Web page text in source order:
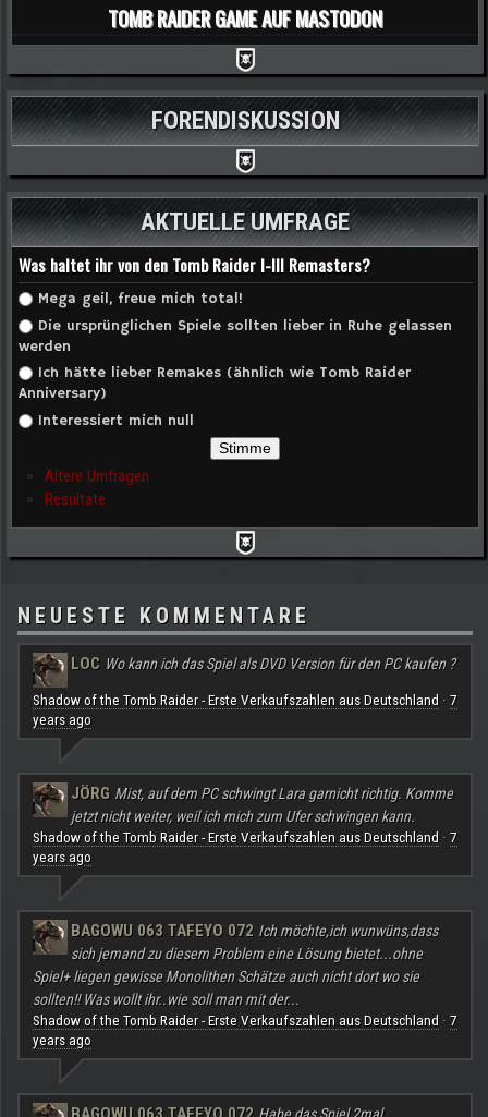
TOMB RAIDER GAME AUF MASTODON
FORENDISKUSSION
AKTUELLE UMFRAGE
Was haltet ihr von den Tomb Raider I-III Remasters?
Auswahlmöglichkeiten
Mega geil, freue mich total!
Die ursprünglichen Spiele sollten lieber in Ruhe gelassen
werden
Ich hätte lieber Remakes (ähnlich wie Tomb Raider
Anniversary)
Interessiert mich null
Ältere Umfragen
Resultate
NEUESTE KOMMENTARE
LOC Wo kann ich das Spiel als DVD Version für den PC kaufen ?
Shadow of the Tomb Raider - Erste Verkaufszahlen aus Deutschland · 7
years ago
JÖRG Mist, auf dem PC schwingt Lara garnicht richtig. Komme
jetzt nicht weiter, weil ich mich zum Ufer schwingen kann.
Shadow of the Tomb Raider - Erste Verkaufszahlen aus Deutschland · 7
years ago
BAGOWU 063 TAFEYO 072 Ich möchte,ich wunwüns,dass
sich jemand zu diesem Problem eine Lösung bietet...ohne
Spiel+ liegen gewisse Monolithen Schätze auch nicht dort wo sie
sollten!! Was wollt ihr..wie soll man mit der...
Shadow of the Tomb Raider - Erste Verkaufszahlen aus Deutschland · 7
years ago